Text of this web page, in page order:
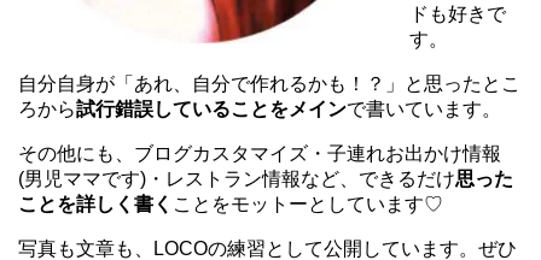
ドも好きで
す。
自分自身が「あれ、自分で作れるかも！？」と思ったとこ
ろから試行錯誤していることをメインで書いています。
その他にも、ブログカスタマイズ・子連れお出かけ情報
(男児ママです)・レストラン情報など、できるだけ思った
ことを詳しく書く ことをモットーとしています♡
写真も文章も、LOCOの練習として公開しています。ぜひ